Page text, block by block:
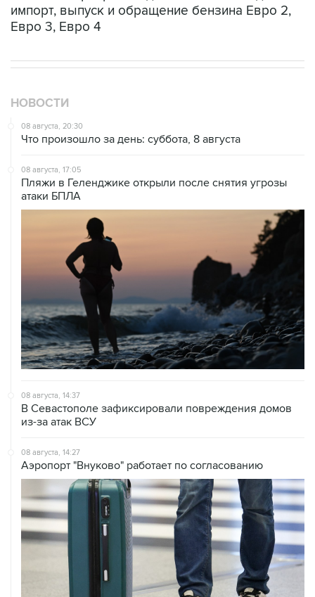
импорт, выпуск и обращение бензина Евро 2,
Евро 3, Евро 4
НОВОСТИ
08 августа, 20:30
Что произошло за день: суббота, 8 августа
08 августа, 17:05
Пляжи в Геленджике открыли после снятия угрозы
атаки БПЛА
08 августа, 14:37
В Севастополе зафиксировали повреждения домов
из-за атак ВСУ
08 августа, 14:27
Аэропорт "Внуково" работает по согласованию